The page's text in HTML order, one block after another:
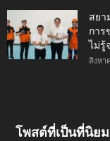
สยา
การ
ไม่รู้
สิงหา
โพสต์ที่เป็นที่นิยม